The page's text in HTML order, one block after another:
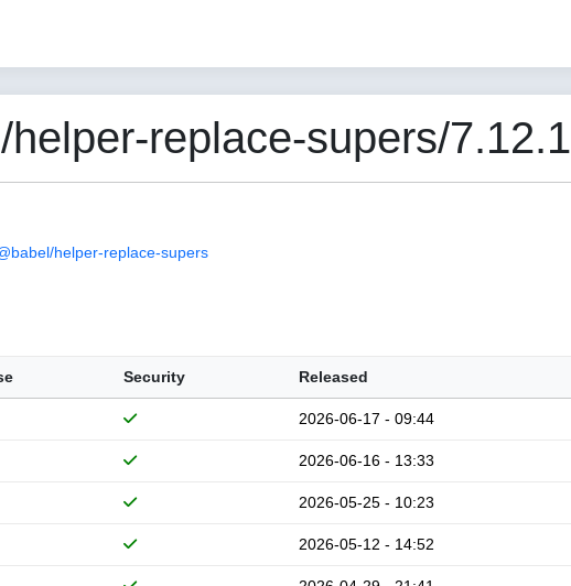
replace-supers/7.12.1
helper-replace-supers
Security Released
2026-06-17 - 09:44
2026-06-16 - 13:33
2026-05-25 - 10:23
2026-05-12 - 14:52